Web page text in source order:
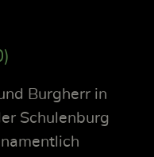
Burgherr in
Schulenburg